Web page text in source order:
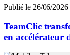
Publié le 26/06/2026
TeamClic
en accélérateur